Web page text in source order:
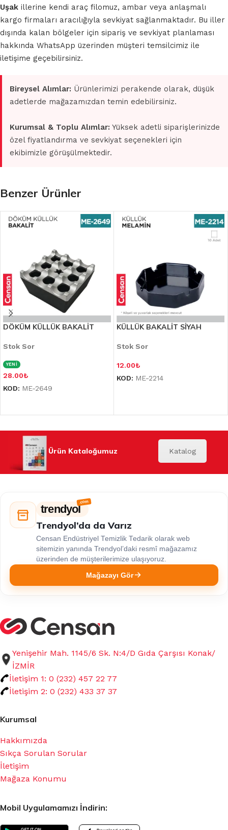
Uşak illerine kendi araç filomuz, ambar veya anlaşmalı
kargo firmaları aracılığıyla sevkiyat sağlanmaktadır. Bu iller
dışında kalan bölgeler için sipariş ve sevkiyat planlaması
hakkında WhatsApp üzerinden müşteri temsilcimiz ile
iletişime geçebilirsiniz.
Bireysel Alımlar: Ürünlerimizi perakende olarak, düşük
adetlerde mağazamızdan temin edebilirsiniz.
Kurumsal & Toplu Alımlar: Yüksek adetli siparişlerinizde
özel fiyatlandırma ve sevkiyat seçenekleri için
ekibimizle görüşülmektedir.
Benzer Ürünler
DÖKÜM KÜLLÜK BAKALİT
Stok Sor
YENİ
28.00₺
KOD: ME-2649
KÜLLÜK BAKALİT SİYAH
Stok Sor
12.00₺
KOD: ME-2214
Ürün Kataloğumuz Katalog
trendyol
Trendyol’da da Varız
Censan Endüstriyel Temizlik Tedarik olarak web
sitemizin yanında Trendyol’daki resmî mağazamız
üzerinden de müşterilerimize ulaşıyoruz.
Mağazayı Gör
Yenişehir Mah. 1145/6 Sk. N:4/D Gıda Çarşısı Konak/
İZMİR
İletişim 1: 0 (232) 457 22 77
İletişim 2: 0 (232) 433 37 37
Kurumsal
Hakkımızda
Sıkça Sorulan Sorular
İletişim
Mağaza Konumu
Mobil Uygulamamızı İndirin: